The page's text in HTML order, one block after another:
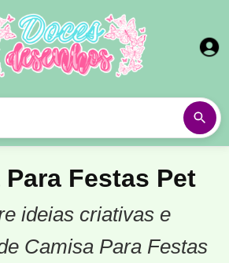
Para Festas Pet
ideias criativas e
Camisa Para Festas